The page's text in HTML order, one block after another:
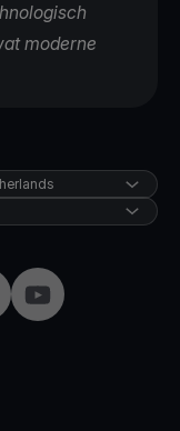
moderne
YouTube